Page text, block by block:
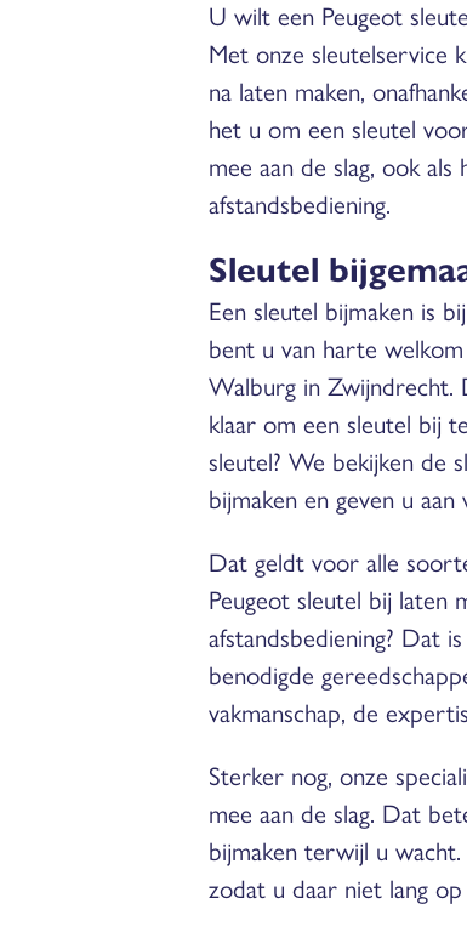
U wilt een Peugeot
Met onze sleutelservice
na laten maken,
het u om een sleutel
mee aan de slag, ook
afstandsbediening.
Sleutel
Een sleutel bijmaken is
bent u van harte
Walburg in Zwijndrecht.
klaar om een sleutel bij
sleutel? We bekijken de
bijmaken en geven u
Dat geldt voor alle
Peugeot sleutel bij laten
afstandsbediening? Dat
benodigde
vakmanschap, de
Sterker nog, onze
mee aan de slag. Dat
bijmaken terwijl u
zodat u daar niet lang